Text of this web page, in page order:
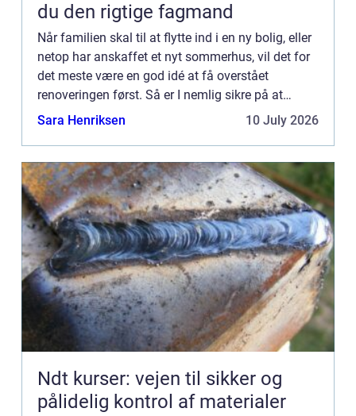
du den rigtige fagmand
Når familien skal til at flytte ind i en ny bolig, eller
netop har anskaffet et nyt sommerhus, vil det for
det meste være en god idé at få overstået
renoveringen først. Så er I nemlig sikre på at
denne bliver udført til punkt og prikke, med et
Sara Henriksen 10 July 2026
Ndt kurser: vejen til sikker og
pålidelig kontrol af materialer